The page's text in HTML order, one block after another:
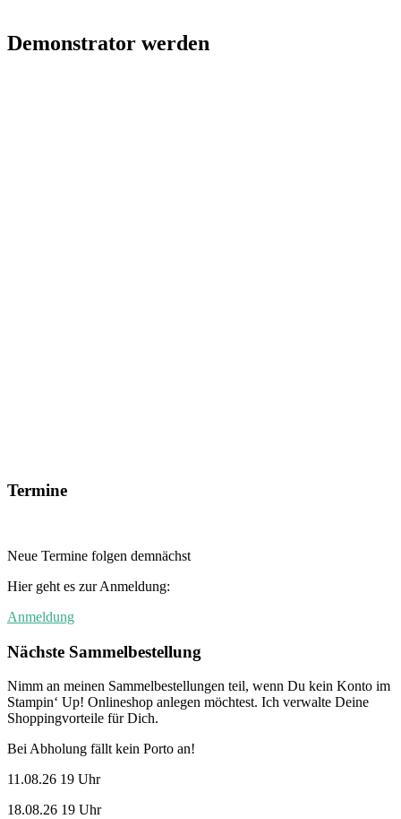
Demonstrator werden
Termine
Neue Termine folgen demnächst
Hier geht es zur Anmeldung:
Anmeldung
Nächste Sammelbestellung
Nimm an meinen Sammelbestellungen teil, wenn Du kein Konto im
Stampin‘ Up! Onlineshop anlegen möchtest. Ich verwalte Deine
Shoppingvorteile für Dich.
Bei Abholung fällt kein Porto an!
11.08.26 19 Uhr
18.08.26 19 Uhr